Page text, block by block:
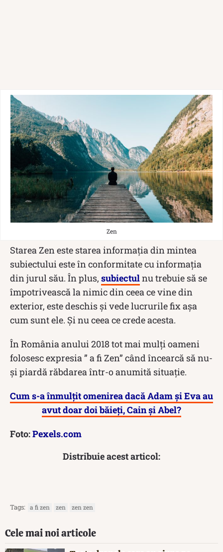
Zen
Starea Zen este starea informația din mintea
subiectului este în conformitate cu informația
din jurul său. În plus, subiectulnu trebuie să se
împotrivească la nimic din ceea ce vine din
exterior, este deschis și vede lucrurile fix așa
cum sunt ele. Și nu ceea ce crede acesta.
În România anului 2018 tot mai mulți oameni
folosesc expresia ” a fi Zen” când încearcă să nu-
și piardă răbdarea într-o anumită situație.
Cum s-a înmulțit omenirea dacă Adam și Eva au
avut doar doi băieți, Cain și Abel?
Foto:Pexels.com
Distribuie acest articol:
Tags: a fi zen zen zen zen
Cele mai noi articole